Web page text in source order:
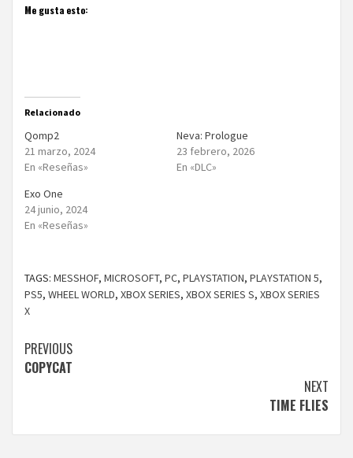
Me gusta esto:
Relacionado
Qomp2
21 marzo, 2024
En «Reseñas»
Neva: Prologue
23 febrero, 2026
En «DLC»
Exo One
24 junio, 2024
En «Reseñas»
TAGS: MESSHOF, MICROSOFT, PC, PLAYSTATION, PLAYSTATION 5,
PS5, WHEEL WORLD, XBOX SERIES, XBOX SERIES S, XBOX SERIES
X
Continue
Reading
PREVIOUS
COPYCAT
NEXT
TIME FLIES